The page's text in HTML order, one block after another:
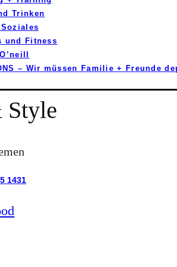
Trinken
und Fitness
– Wir müssen Familie + Freunde